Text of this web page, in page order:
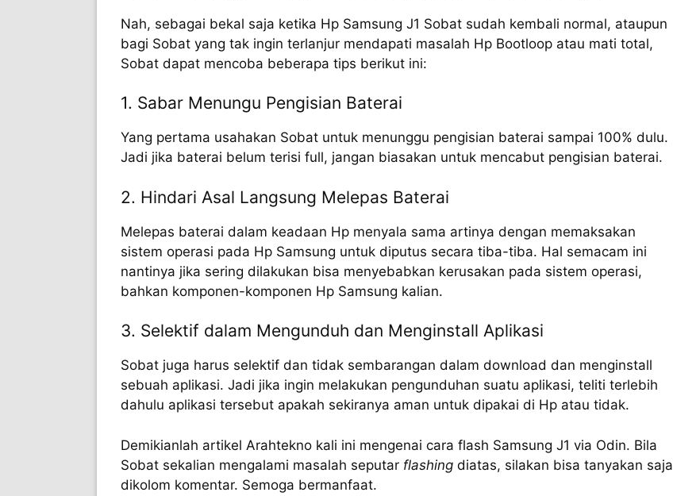
Nah, sebagai bekal saja ketika Hp Samsung J1 Sobat sudah kembali normal, ataupun
bagi Sobat yang tak ingin terlanjur mendapati masalah Hp Bootloop atau mati total,
Sobat dapat mencoba beberapa tips berikut ini:
1. Sabar Menungu Pengisian Baterai
Yang pertama usahakan Sobat untuk menunggu pengisian baterai sampai 100% dulu.
Jadi jika baterai belum terisi full, jangan biasakan untuk mencabut pengisian baterai.
2. Hindari Asal Langsung Melepas Baterai
Melepas baterai dalam keadaan Hp menyala sama artinya dengan memaksakan
sistem operasi pada Hp Samsung untuk diputus secara tiba-tiba. Hal semacam ini
nantinya jika sering dilakukan bisa menyebabkan kerusakan pada sistem operasi,
bahkan komponen-komponen Hp Samsung kalian.
3. Selektif dalam Mengunduh dan Menginstall Aplikasi
Sobat juga harus selektif dan tidak sembarangan dalam download dan menginstall
sebuah aplikasi. Jadi jika ingin melakukan pengunduhan suatu aplikasi, teliti terlebih
dahulu aplikasi tersebut apakah sekiranya aman untuk dipakai di Hp atau tidak.
Demikianlah artikel Arahtekno kali ini mengenai cara flash Samsung J1 via Odin. Bila
Sobat sekalian mengalami masalah seputar flashing diatas, silakan bisa tanyakan saja
dikolom komentar. Semoga bermanfaat.